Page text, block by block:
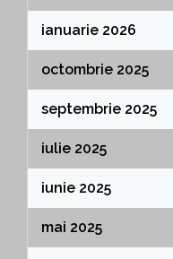
ianuarie 2026
octombrie 2025
septembrie 2025
iulie 2025
iunie 2025
mai 2025